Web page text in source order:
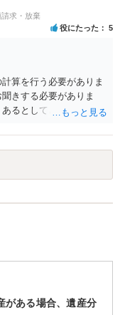
求・放棄
役にたった 5
算を行う必要がありま
きする必要がありま
るとしてどの程度の金
がある場合、遺産分